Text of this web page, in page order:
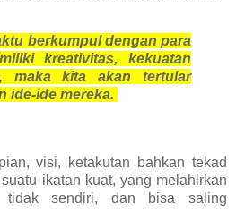
berkumpul dengan para
kreativitas, kekuatan
maka kita akan tertular
ide-ide mereka.
visi, ketakutan bahkan tekad
ikatan kuat, yang melahirkan
tidak sendiri, dan bisa saling